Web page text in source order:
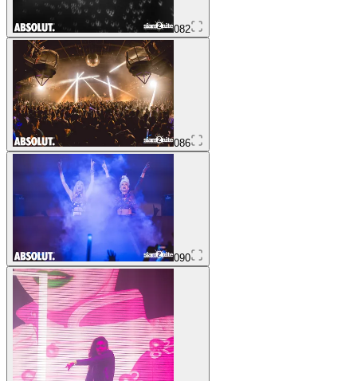
082
086
090